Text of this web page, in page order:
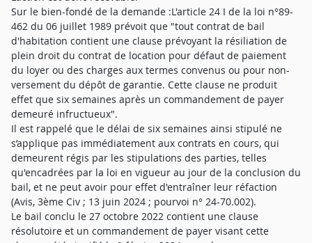
Sur le bien-fondé de la demande :L'article 24 I de la loi n°89-
462 du 06 juillet 1989 prévoit que "tout contrat de bail
d'habitation contient une clause prévoyant la résiliation de
plein droit du contrat de location pour défaut de paiement
du loyer ou des charges aux termes convenus ou pour non-
versement du dépôt de garantie. Cette clause ne produit
effet que six semaines après un commandement de payer
demeuré infructueux".
Il est rappelé que le délai de six semaines ainsi stipulé ne
s’applique pas immédiatement aux contrats en cours, qui
demeurent régis par les stipulations des parties, telles
qu'encadrées par la loi en vigueur au jour de la conclusion du
bail, et ne peut avoir pour effet d'entraîner leur réfaction
(Avis, 3ème Civ ; 13 juin 2024 ; pourvoi n° 24-70.002).
Le bail conclu le 27 octobre 2022 contient une clause
résolutoire et un commandement de payer visant cette